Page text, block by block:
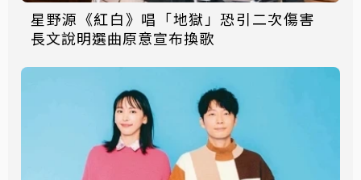
星野源《紅白》唱「地獄」恐引二次傷害
長文說明選曲原意宣布換歌